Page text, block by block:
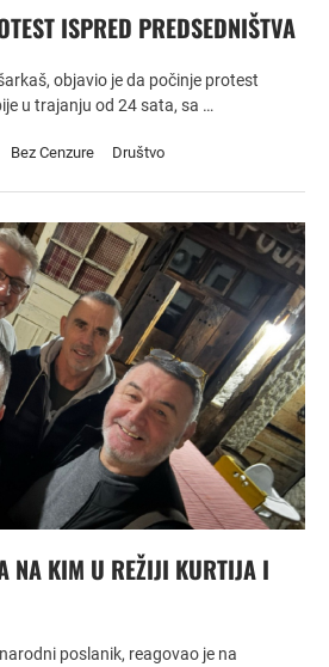
ISPRED PREDSEDNIŠTVA
objavio je da počinje protest
u trajanju od 24 sata, sa …
Bez Cenzure Društvo
NA KIM U REŽIJI KURTIJA I
poslanik, reagovao je na